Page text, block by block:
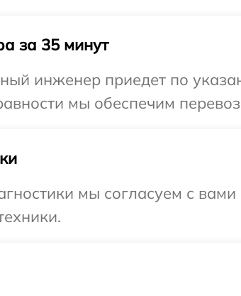
за 35 минут
инженер приедет по
мы обеспечим
мы согласуем с